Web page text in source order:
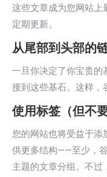
这些文章成为您网站上
定期更新。
从尾部到头部的
一旦你决定了你宝贵的
接到这些基石。这样，
使用标签（但不要
您的网站也将受益于添
供更多结构——至少，
主题的文章分组。不过